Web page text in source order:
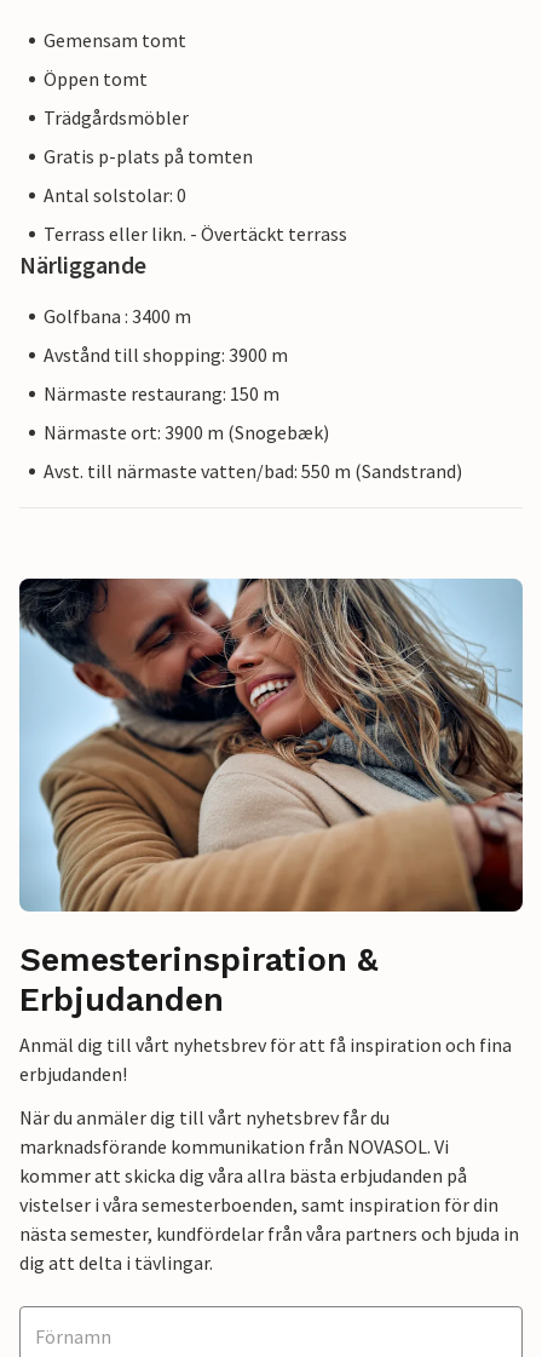
Gemensam tomt
Öppen tomt
Trädgårdsmöbler
Gratis p-plats på tomten
Antal solstolar: 0
Terrass eller likn. - Övertäckt terrass
Närliggande
Golfbana : 3400 m
Avstånd till shopping: 3900 m
Närmaste restaurang: 150 m
Närmaste ort: 3900 m (Snogebæk)
Avst. till närmaste vatten/bad: 550 m (Sandstrand)
Semesterinspiration &
Erbjudanden
Anmäl dig till vårt nyhetsbrev för att få inspiration och fina
erbjudanden!
När du anmäler dig till vårt nyhetsbrev får du
marknadsförande kommunikation från NOVASOL. Vi
kommer att skicka dig våra allra bästa erbjudanden på
vistelser i våra semesterboenden, samt inspiration för din
nästa semester, kundfördelar från våra partners och bjuda in
dig att delta i tävlingar.